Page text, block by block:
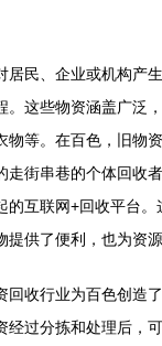
居民、企业或机构产
这些物资涵盖广泛
物等。在百色，旧物
走街串巷的个体回收
的互联网+回收平台
供了便利，也为资
回收行业为百色创造
经过分拣和处理后，